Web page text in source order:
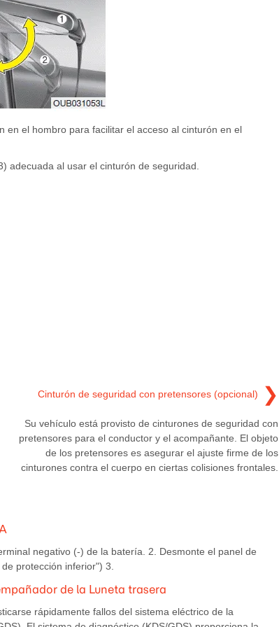
en el hombro para facilitar el acceso al cinturón en el
adecuada al usar el cinturón de seguridad.
Cinturón de seguridad con pretensores (opcional) ❯
Su vehículo está provisto de cinturones de seguridad con
pretensores para el conductor y el acompañante. El objeto
de los pretensores es asegurar el ajuste firme de los
cinturones contra el cuerpo en ciertas colisiones frontales.
negativo (-) de la batería. 2. Desmonte el panel de
protección inferior") 3.
de la Luneta trasera
rápidamente fallos del sistema eléctrico de la